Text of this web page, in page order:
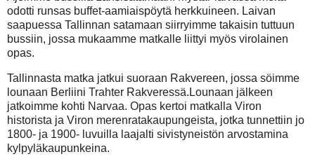
odotti runsas buffet-aamiaispöytä herkkuineen. Laivan
saapuessa Tallinnan satamaan siirryimme takaisin tuttuun
bussiin, jossa mukaamme matkalle liittyi myös virolainen
opas.
Tallinnasta matka jatkui suoraan Rakvereen, jossa söimme
lounaan Berliini Trahter Rakveressä.Lounaan jälkeen
jatkoimme kohti Narvaa. Opas kertoi matkalla Viron
historista ja Viron merenratakaupungeista, jotka tunnettiin jo
1800- ja 1900- luvuilla laajalti sivistyneistön arvostamina
kylpyläkaupunkeina.